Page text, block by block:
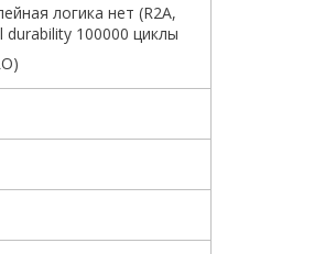
логика нет (R2A,
durability 100000 циклы